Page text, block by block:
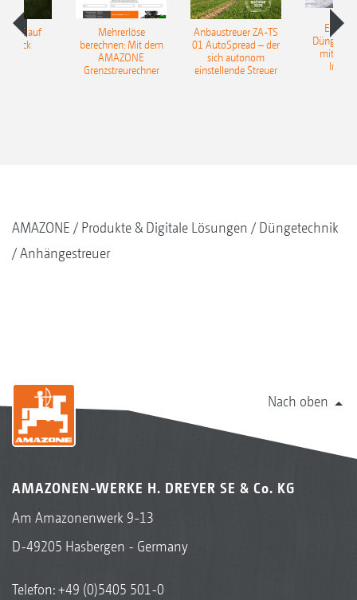
auf
Mehrerlöse
berechnen: Mit dem
AMAZONE
Grenzstreurechner
Anbaustreuer ZA-TS
01 AutoSpread – der
sich autonom
einstellende Streuer
mit
AMAZONE Produkte & Digitale Lösungen
Düngetechnik
Anhängestreuer
Nach oben
AMAZONEN-WERKE H. DREYER SE & Co. KG
Am Amazonenwerk 9-13
D-49205 Hasbergen - Germany
Telefon:+49 (0)5405 501-0